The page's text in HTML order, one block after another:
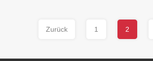
Zurück 1 2